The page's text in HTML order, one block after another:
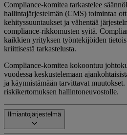
Compliance-komitea tarkastelee
hallintajärjestelmän (CMS) toimintaa
kehityssuuntaukset ja vähentää
compliance-rikkomusten syitä.
kaikkien yrityksen työntekijöiden
kriittisestä tarkastelusta.
Compliance-komitea kokoontuu
vuodessa keskustelemaan
ja käynnistämään tarvittavat
riskikertomuksen hallintoneuvostolle.
Ilmiantojärjestelmä